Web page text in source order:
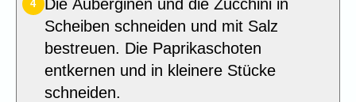
4
Die Auberginen und die Zucchini in
Scheiben schneiden und mit Salz
bestreuen. Die Paprikaschoten
entkernen und in kleinere Stücke
schneiden.